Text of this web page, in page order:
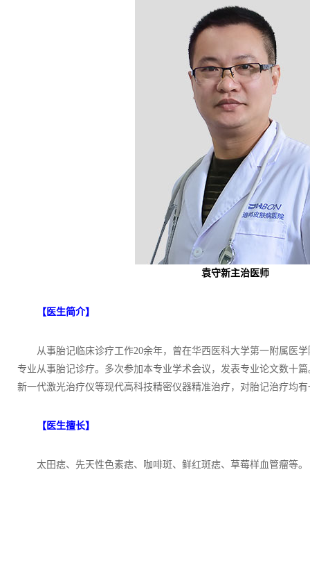
袁守新主治医师
【医生简介】
从事胎记临床诊疗工作20余年，曾在华西医科大学第一附属医学
专业从事胎记诊疗。多次参加本专业学术会议，发表专业论文数十
新一代激光治疗仪等现代高科技精密仪器精准治疗，对胎记治疗均
【医生擅长】
太田痣、先天性色素痣、咖啡斑、鲜红斑痣、草莓样血管瘤等。